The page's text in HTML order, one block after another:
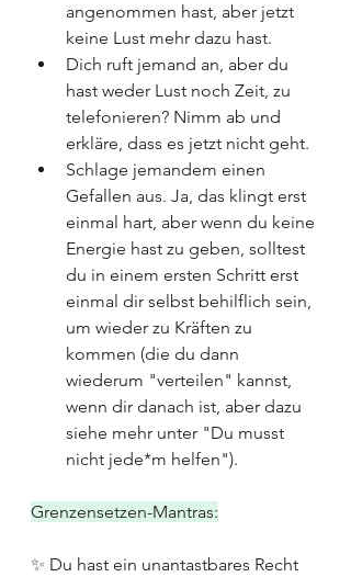
angenommen hast, aber jetzt
keine Lust mehr dazu hast.
Dich ruft jemand an, aber du
hast weder Lust noch Zeit, zu
telefonieren? Nimm ab und
erkläre, dass es jetzt nicht geht.
Schlage jemandem einen
Gefallen aus. Ja, das klingt erst
einmal hart, aber wenn du keine
Energie hast zu geben, solltest
du in einem ersten Schritt erst
einmal dir selbst behilflich sein,
um wieder zu Kräften zu
kommen (die du dann
wiederum "verteilen" kannst,
wenn dir danach ist, aber dazu
siehe mehr unter "Du musst
nicht jede*m helfen").
Grenzensetzen-Mantras:
✨ Du hast ein unantastbares Recht